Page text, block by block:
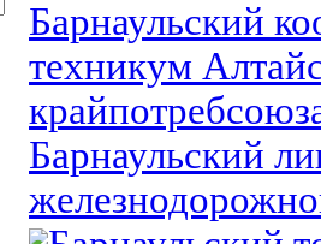
Барнаульский
техникум
Барнаульский